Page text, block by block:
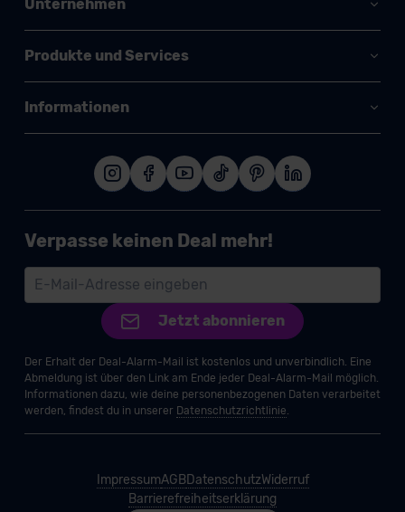
Unternehmen
Produkte und Services
Informationen
Verpasse keinen Deal mehr!
Jetzt abonnieren
Der Erhalt der Deal-Alarm-Mail ist kostenlos und unverbindlich. Eine
Abmeldung ist über den Link am Ende jeder Deal-Alarm-Mail möglich.
Informationen dazu, wie deine personenbezogenen Daten verarbeitet
werden, findest du in unserer Datenschutzrichtlinie
ImpressumAGBDatenschutzWiderruf
Barrierefreiheitserklärung